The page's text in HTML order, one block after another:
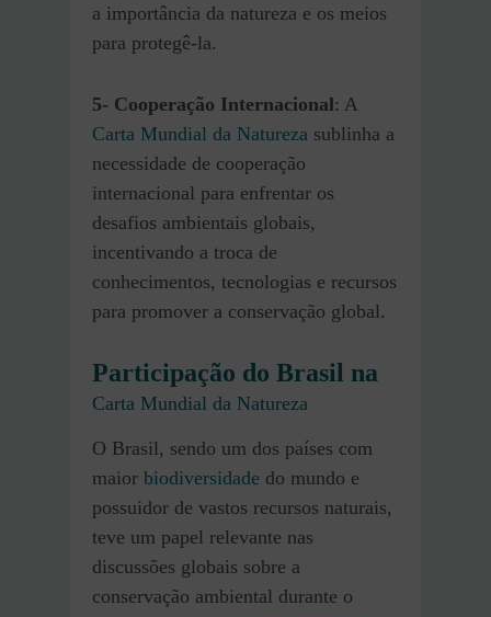
a importância da natureza e os meios
para protegê-la.
5- Cooperação Internacional: A
Carta Mundial da Natureza sublinha a
necessidade de cooperação
internacional para enfrentar os
desafios ambientais globais,
incentivando a troca de
conhecimentos, tecnologias e recursos
para promover a conservação global.
Participação do Brasil na
Carta Mundial da Natureza
O Brasil, sendo um dos países com
maior biodiversidade do mundo e
possuidor de vastos recursos naturais,
teve um papel relevante nas
discussões globais sobre a
conservação ambiental durante o